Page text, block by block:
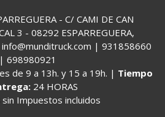
- C/ CAMI DE CAN
3 - 08292 ESPARREGUERA,
| 931858660
| 698980921
de 9 a 13h. y 15 a 19h. | Tiempo
24 HORAS
Impuestos incluidos